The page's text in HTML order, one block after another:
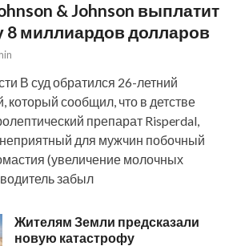
& Johnson выплатит
8 миллиардов долларов
В суд обратился 26-летний
сообщил, что в детстве
препарат Risperdal,
для мужчин побочный
(увеличение молочных
забыл
Жителям Земли предсказали
новую катастрофу